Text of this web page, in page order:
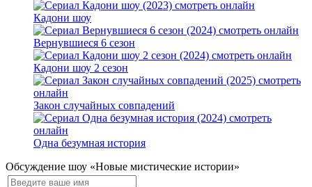
Кадони шоу
Вернувшиеся 6 сезон
Кадони шоу 2 сезон
Закон случайных совпадений
Одна безумная история
Обсуждение шоу «Новые мистические истории»